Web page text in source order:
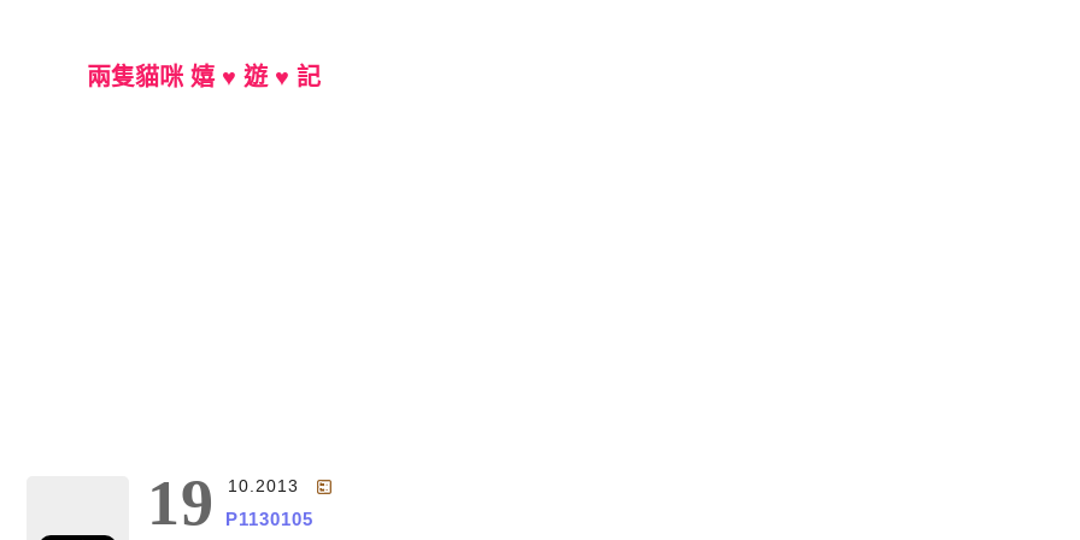
兩隻貓咪 嬉 ♥ 遊 ♥ 記
19 10.2013
P1130105